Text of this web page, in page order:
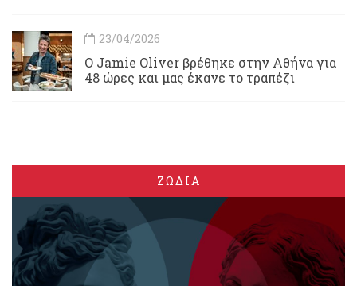
23/04/2026
Ο Jamie Oliver βρέθηκε στην Αθήνα για
48 ώρες και μας έκανε το τραπέζι
ΖΩΔΙΑ